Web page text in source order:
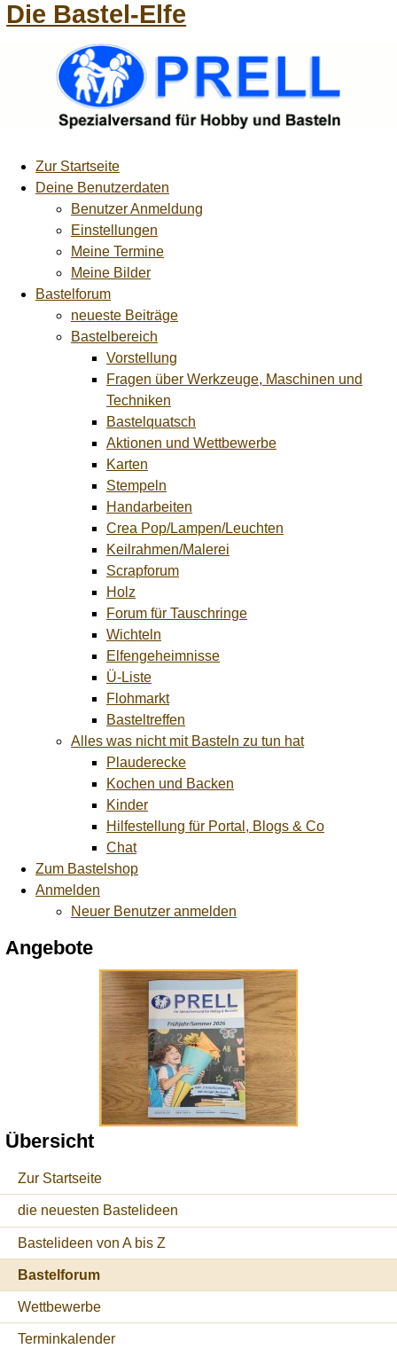
Die Bastel-Elfe
Zur Startseite
Deine Benutzerdaten
Benutzer Anmeldung
Einstellungen
Meine Termine
Meine Bilder
Bastelforum
neueste Beiträge
Bastelbereich
Vorstellung
Fragen über Werkzeuge, Maschinen und
Techniken
Bastelquatsch
Aktionen und Wettbewerbe
Karten
Stempeln
Handarbeiten
Crea Pop/Lampen/Leuchten
Keilrahmen/Malerei
Scrapforum
Holz
Forum für Tauschringe
Wichteln
Elfengeheimnisse
Ü-Liste
Flohmarkt
Basteltreffen
Alles was nicht mit Basteln zu tun hat
Plauderecke
Kochen und Backen
Kinder
Hilfestellung für Portal, Blogs & Co
Chat
Zum Bastelshop
Anmelden
Neuer Benutzer anmelden
Angebote
Übersicht
Zur Startseite
die neuesten Bastelideen
Bastelideen von A bis Z
Bastelforum
Wettbewerbe
Terminkalender